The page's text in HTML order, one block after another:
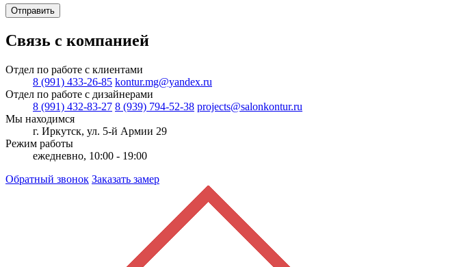
Отправить
Связь с компанией
Отдел по работе с клиентами
8 (991) 433-26-85 kontur.mg@yandex.ru
Отдел по работе с дизайнерами
8 (991) 432-83-27 8 (939) 794-52-38 projects@salonkontur.ru
Мы находимся
г. Иркутск, ул. 5-й Армии 29
Режим работы
ежедневно, 10:00 - 19:00
Обратный звонок Заказать замер